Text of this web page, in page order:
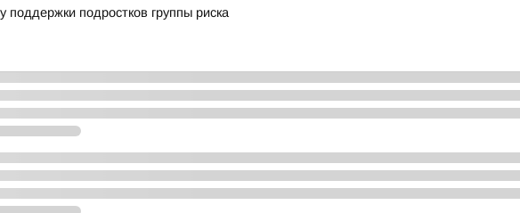
поддержки подростков группы риска